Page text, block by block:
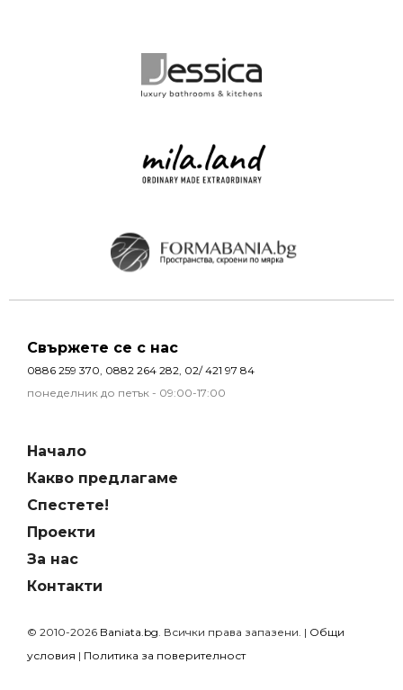
Начало
Какво предлагаме
Спестете!
Проекти
За нас
Контакти
© 2010-2026 Baniata.bg. Всички права запазени. | Общи
условия | Политика за поверителност
Свържете се с нас
0886 259 370, 0882 264 282, 02/ 421 97 84
понеделник до петък - 09:00-17:00